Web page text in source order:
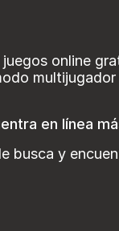
online
en línea
busca y